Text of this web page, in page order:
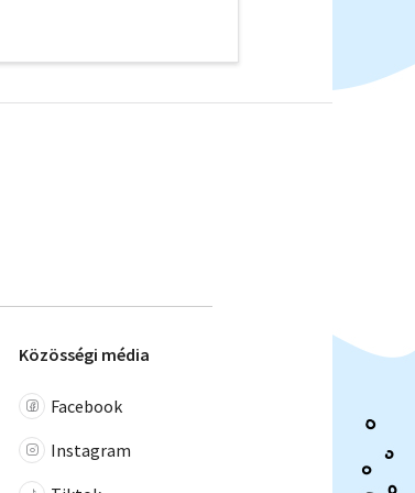
Közösségi média
Facebook
Instagram